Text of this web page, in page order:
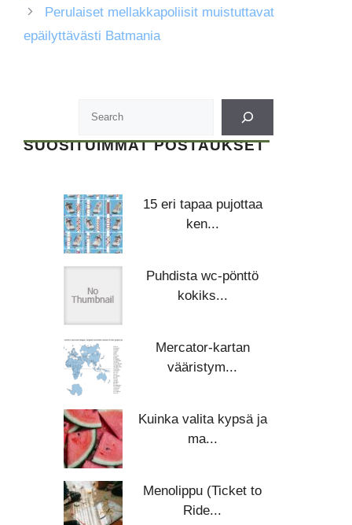
Perulaiset mellakkapoliisit muistuttavat
epäilyttävästi Batmania
SUOSITUIMMAT POSTAUKSET
15 eri tapaa pujottaa
ken...
Puhdista wc-pönttö
kokiks...
Mercator-kartan
vääristym...
Kuinka valita kypsä ja
ma...
Menolippu (Ticket to
Ride...